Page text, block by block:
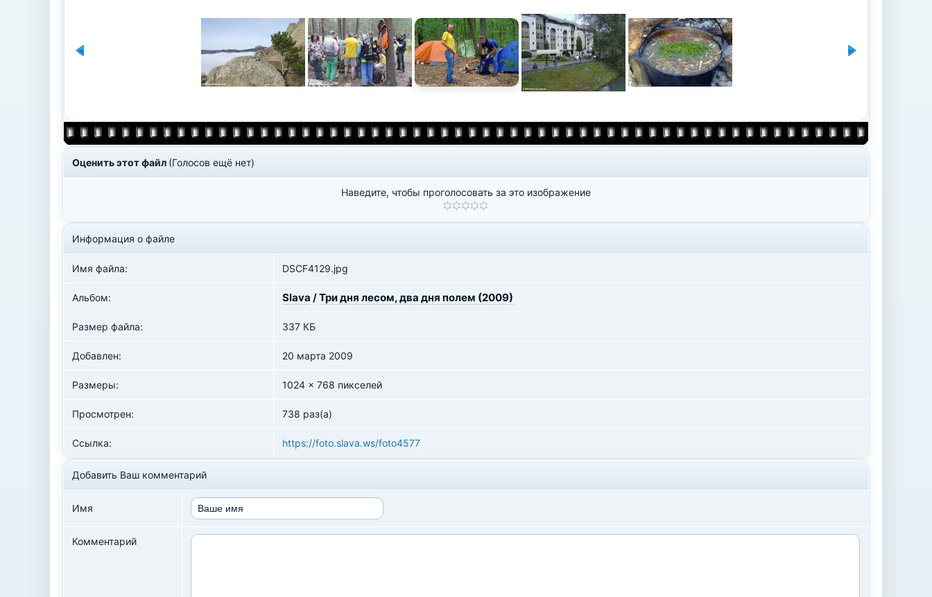
Оценить этот файл (Голосов ещё нет)
Наведите, чтобы проголосовать за это изображение
Информация о файле
Имя файла: DSCF4129.jpg
Альбом: Slava /Три дня лесом, два дня полем (2009)
Размер файла: 337 КБ
Добавлен: 20 марта 2009
Размеры: 1024 x 768 пикселей
Просмотрен: 738 раз(а)
Ссылка: https://foto.slava.ws/foto4577
Добавить Ваш комментарий
Имя
Комментарий